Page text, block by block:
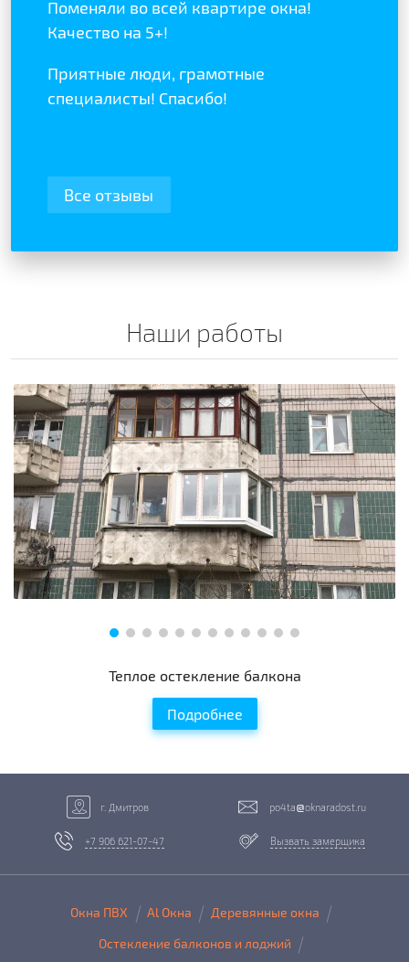
Поменяли во всей квартире окна!
Качество на 5+!
Приятные люди, грамотные
специалисты! Спасибо!
Все отзывы
Наши работы
Теплое остекление балкона
Подробнее
г. Дмитров po4ta oknaradost.ru
+7 906 621-07-47 Вызвать замерщика
Окна ПВХ Al Окна
Деревянные окна
Остекление балконов и лоджий